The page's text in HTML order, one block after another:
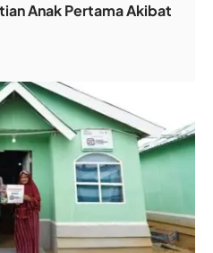
Anak Pertama Akibat